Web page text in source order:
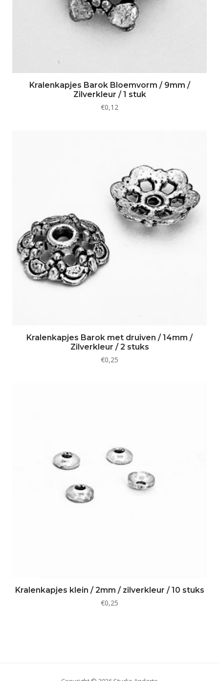
Kralenkapjes Barok Bloemvorm / 9mm /
Zilverkleur / 1 stuk
€0,12
Kralenkapjes Barok met druiven / 14mm /
Zilverkleur / 2 stuks
€0,25
Kralenkapjes klein / 2mm / zilverkleur / 10 stuks
€0,25